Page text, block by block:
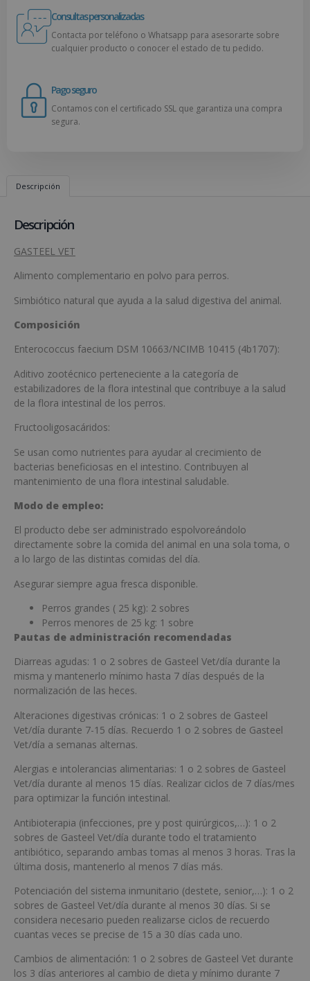
Consultas personalizadas
Contacta por teléfono o Whatsapp para asesorarte sobre
cualquier producto o conocer el estado de tu pedido.
Pago seguro
Contamos con el certificado SSL que garantiza una compra
segura.
Descripción
Descripción
GASTEEL VET
Alimento complementario en polvo para perros.
Simbiótico natural que ayuda a la salud digestiva del animal.
Composición
Enterococcus faecium DSM 10663/NCIMB 10415 (4b1707):
Aditivo zootécnico perteneciente a la categoría de
estabilizadores de la flora intestinal que contribuye a la salud
de la flora intestinal de los perros.
Fructooligosacáridos:
Se usan como nutrientes para ayudar al crecimiento de
bacterias beneficiosas en el intestino. Contribuyen al
mantenimiento de una flora intestinal saludable.
Modo de empleo:
El producto debe ser administrado espolvoreándolo
directamente sobre la comida del animal en una sola toma, o
a lo largo de las distintas comidas del día.
Asegurar siempre agua fresca disponible.
Perros grandes ( 25 kg): 2 sobres
Perros menores de 25 kg: 1 sobre
Pautas de administración recomendadas
Diarreas agudas: 1 o 2 sobres de Gasteel Vet/día durante la
misma y mantenerlo mínimo hasta 7 días después de la
normalización de las heces.
Alteraciones digestivas crónicas: 1 o 2 sobres de Gasteel
Vet/día durante 7-15 días. Recuerdo 1 o 2 sobres de Gasteel
Vet/día a semanas alternas.
Alergias e intolerancias alimentarias: 1 o 2 sobres de Gasteel
Vet/día durante al menos 15 días. Realizar ciclos de 7 días/mes
para optimizar la función intestinal.
Antibioterapia (infecciones, pre y post quirúrgicos,…): 1 o 2
sobres de Gasteel Vet/día durante todo el tratamiento
antibiótico, separando ambas tomas al menos 3 horas. Tras la
última dosis, mantenerlo al menos 7 días más.
Potenciación del sistema inmunitario (destete, senior,…): 1 o 2
sobres de Gasteel Vet/día durante al menos 30 días. Si se
considera necesario pueden realizarse ciclos de recuerdo
cuantas veces se precise de 15 a 30 días cada uno.
Cambios de alimentación: 1 o 2 sobres de Gasteel Vet durante
los 3 días anteriores al cambio de dieta y mínimo durante 7